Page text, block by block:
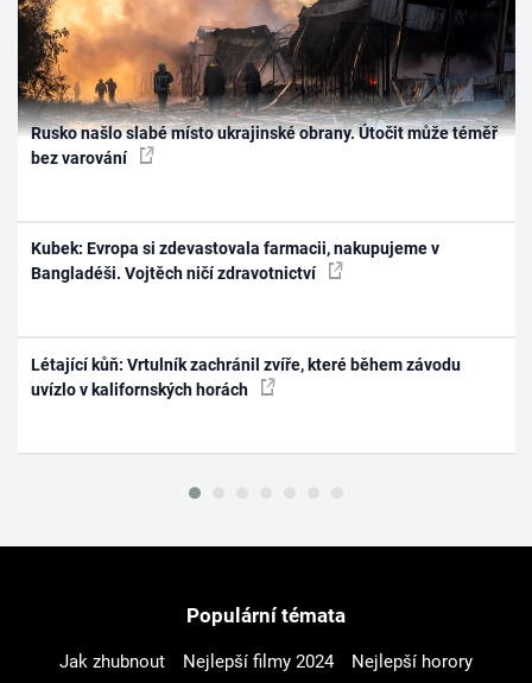
Rusko našlo slabé místo ukrajinské obrany. Útočit může téměř
bez varování
Kubek: Evropa si zdevastovala farmacii, nakupujeme v
Bangladéši. Vojtěch ničí zdravotnictví
Létající kůň: Vrtulník zachránil zvíře, které během závodu
uvízlo v kalifornských horách
Populární témata
Jak zhubnout Nejlepší filmy 2024
Nejlepší horory